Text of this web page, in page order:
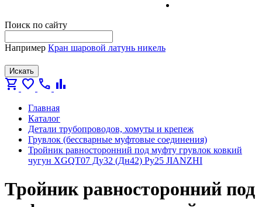
Поиск по сайту
Например Кран шаровой латунь никель
Искать
shopping_cart favorite call bar_chart
Главная
Каталог
Детали трубопроводов, хомуты и крепеж
Грувлок (бессварные муфтовые соединения)
Тройник равносторонний под муфту грувлок ковкий
чугун XGQT07 Ду32 (Дн42) Ру25 JIANZHI
Тройник равносторонний под